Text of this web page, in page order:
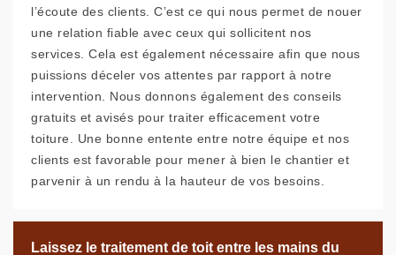
l’écoute des clients. C’est ce qui nous permet de nouer
une relation fiable avec ceux qui sollicitent nos
services. Cela est également nécessaire afin que nous
puissions déceler vos attentes par rapport à notre
intervention. Nous donnons également des conseils
gratuits et avisés pour traiter efficacement votre
toiture. Une bonne entente entre notre équipe et nos
clients est favorable pour mener à bien le chantier et
parvenir à un rendu à la hauteur de vos besoins.
Laissez le traitement de toit entre les mains du